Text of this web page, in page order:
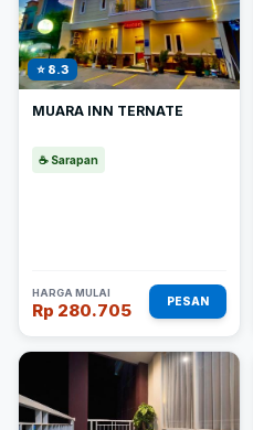
⭐ 8.3
MUARA INN TERNATE
☕ Sarapan
HARGA MULAI
Rp 280.705 PESAN